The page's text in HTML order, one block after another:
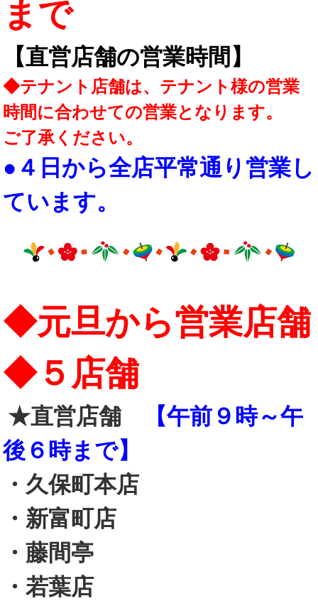
まで
【直営店舗の営業時間】
◆テナント店舗は、テナント様の営業
時間に合わせての営業となります。
ご了承ください。
●４日から全店平常通り営業し
ています。
◆元旦から営業店舗
◆５店舗
★直営店舗
【午前９時～午
後６時まで】
・久保町本店
・新富町店
・藤間亭
・若葉店